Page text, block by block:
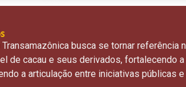
busca se tornar referência
de cacau e seus derivados, fortalecendo
a articulação entre iniciativas públicas e